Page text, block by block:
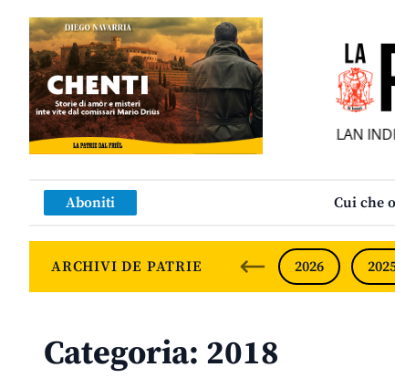
SFUEI MENSÎL FURLAN
Aboniti Cui che
ARCHIVI DE PATRIE 2026
Categoria: 2018